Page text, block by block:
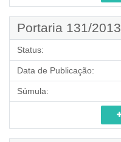
Portaria 131/2013
Status:
Data de Publicação:
Súmula: